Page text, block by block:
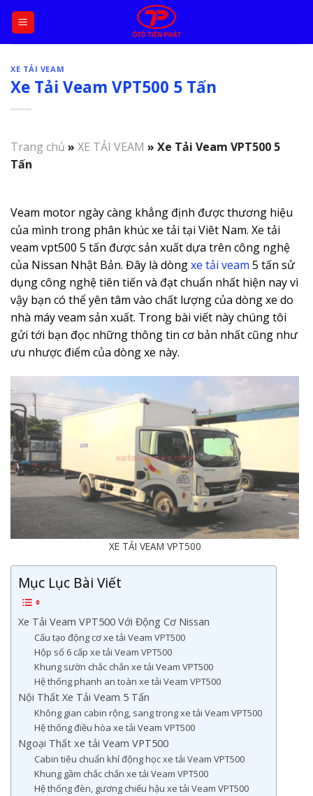
Skip
content
XE TẢI VEAM
Xe Tải Veam VPT500 5 Tấn
Trang chủ » XE TẢI VEAM » Xe Tải Veam VPT500 5
Tấn
Veam motor ngày càng khẳng định được thương hiệu
của mình trong phân khúc xe tải tại Viêt Nam. Xe tải
veam vpt500 5 tấn được sản xuất dựa trên công nghệ
của Nissan Nhật Bản. Đây là dòngxe tải veam 5 tấn sử
dụng công nghệ tiên tiến và đạt chuẩn nhất hiện nay vì
vậy bạn có thể yên tâm vào chất lượng của dòng xe do
nhà máy veam sản xuất. Trong bài viết này chúng tôi
gửi tới bạn đọc những thông tin cơ bản nhất cũng như
ưu nhược điểm của dòng xe này.
XE TẢI VEAM VPT500
Mục Lục Bài Viết
Xe Tải Veam VPT500 Với Động Cơ Nissan
Cấu tạo động cơ xe tải Veam VPT500
Hộp số 6 cấp xe tải Veam VPT500
Khung sườn chắc chắn xe tải Veam VPT500
Hệ thống phanh an toàn xe tải Veam VPT500
Nội Thất Xe Tải Veam 5 Tấn
Không gian cabin rộng, sang trọng xe tải Veam VPT500
Hệ thống điều hòa xe tải Veam VPT500
Ngoại Thất xe tải Veam VPT500
Cabin tiêu chuẩn khí động học xe tải Veam VPT500
Khung gầm chắc chắn xe tải Veam VPT500
Hệ thống đèn, gương chiếu hậu xe tải Veam VPT500